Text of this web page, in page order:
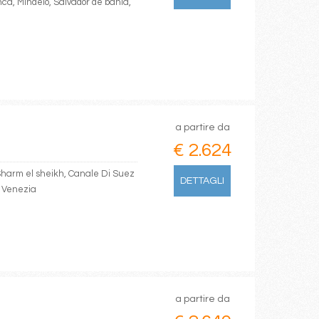
Mindelo, Salvador de bahia,
el sheikh, Canale Di Suez
Venezia
a partire da
€ 2.624
DETTAGLI
a partire da